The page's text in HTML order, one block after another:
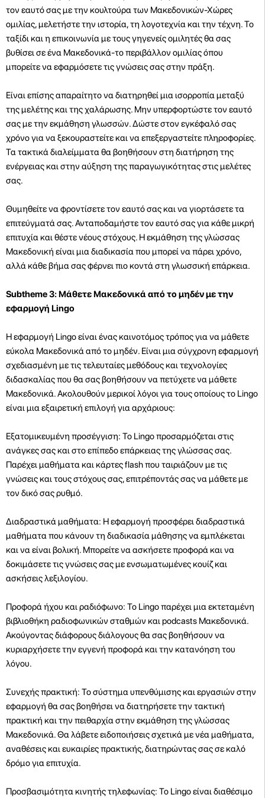
τον εαυτό σας με την κουλτούρα των Μακεδονικών-Χώρες
ομιλίας, μελετήστε την ιστορία, τη λογοτεχνία και την τέχνη. Το
ταξίδι και η επικοινωνία με τους γηγενείς ομιλητές θα σας
βυθίσει σε ένα Μακεδονικά-το περιβάλλον ομιλίας όπου
μπορείτε να εφαρμόσετε τις γνώσεις σας στην πράξη.
Είναι επίσης απαραίτητο να διατηρηθεί μια ισορροπία μεταξύ
της μελέτης και της χαλάρωσης. Μην υπερφορτώστε τον εαυτό
σας με την εκμάθηση γλωσσών. Δώστε στον εγκέφαλό σας
χρόνο για να ξεκουραστείτε και να επεξεργαστείτε πληροφορίες.
Τα τακτικά διαλείμματα θα βοηθήσουν στη διατήρηση της
ενέργειας και στην αύξηση της παραγωγικότητας στις μελέτες
σας.
Θυμηθείτε να φροντίσετε τον εαυτό σας και να γιορτάσετε τα
επιτεύγματά σας. Ανταποδαμήστε τον εαυτό σας για κάθε μικρή
επιτυχία και θέστε νέους στόχους. Η εκμάθηση της γλώσσας
Μακεδονική είναι μια διαδικασία που μπορεί να πάρει χρόνο,
αλλά κάθε βήμα σας φέρνει πιο κοντά στη γλωσσική επάρκεια.
Subtheme 3: Μάθετε Μακεδονικά από το μηδέν με την
εφαρμογή Lingo
Η εφαρμογή Lingo είναι ένας καινοτόμος τρόπος για να μάθετε
εύκολα Μακεδονικά από το μηδέν. Είναι μια σύγχρονη εφαρμογή
σχεδιασμένη με τις τελευταίες μεθόδους και τεχνολογίες
διδασκαλίας που θα σας βοηθήσουν να πετύχετε να μάθετε
Μακεδονικά. Ακολουθούν μερικοί λόγοι για τους οποίους το Lingo
είναι μια εξαιρετική επιλογή για αρχάριους:
Εξατομικευμένη προσέγγιση: Το Lingo προσαρμόζεται στις
ανάγκες σας και στο επίπεδο επάρκειας της γλώσσας σας.
Παρέχει μαθήματα και κάρτες flash που ταιριάζουν με τις
γνώσεις και τους στόχους σας, επιτρέποντάς σας να μάθετε με
τον δικό σας ρυθμό.
Διαδραστικά μαθήματα: Η εφαρμογή προσφέρει διαδραστικά
μαθήματα που κάνουν τη διαδικασία μάθησης να εμπλέκεται
και να είναι βολική. Μπορείτε να ασκήσετε προφορά και να
δοκιμάσετε τις γνώσεις σας με ενσωματωμένες κουίζ και
ασκήσεις λεξιλογίου.
Προφορά ήχου και ραδιόφωνο: Το Lingo παρέχει μια εκτεταμένη
βιβλιοθήκη ραδιοφωνικών σταθμών και podcasts Μακεδονικά.
Ακούγοντας διάφορους διάλογους θα σας βοηθήσουν να
κυριαρχήσετε την εγγενή προφορά και την κατανόηση του
λόγου.
Συνεχής πρακτική: Το σύστημα υπενθύμισης και εργασιών στην
εφαρμογή θα σας βοηθήσει να διατηρήσετε την τακτική
πρακτική και την πειθαρχία στην εκμάθηση της γλώσσας
Μακεδονικά. Θα λάβετε ειδοποιήσεις σχετικά με νέα μαθήματα,
αναθέσεις και ευκαιρίες πρακτικής, διατηρώντας σας σε καλό
δρόμο για επιτυχία.
Προσβασιμότητα κινητής τηλεφωνίας: Το Lingo είναι διαθέσιμο